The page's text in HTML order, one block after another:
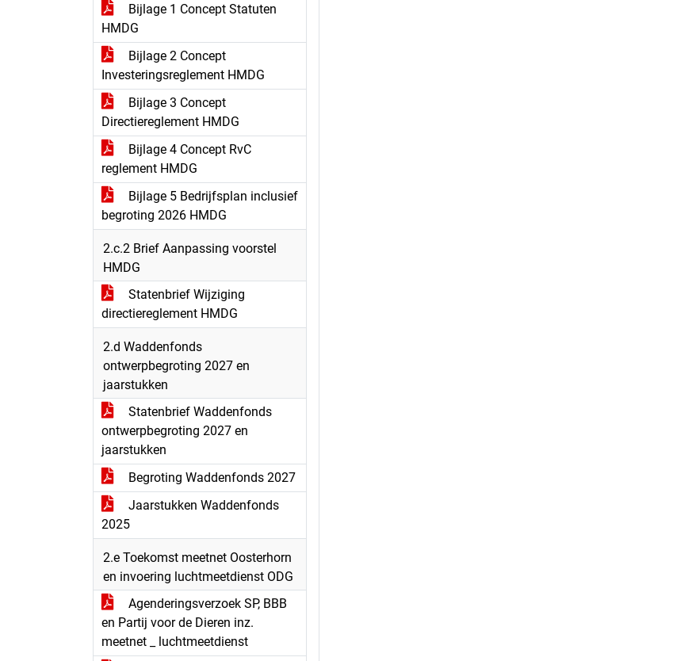
Bijlage 1 Concept Statuten
HMDG
Bijlage 2 Concept
Investeringsreglement HMDG
Bijlage 3 Concept
Directiereglement HMDG
Bijlage 4 Concept RvC
reglement HMDG
Bijlage 5 Bedrijfsplan inclusief
begroting 2026 HMDG
2.c.2 Brief Aanpassing voorstel
HMDG
Statenbrief Wijziging
directiereglement HMDG
2.d Waddenfonds
ontwerpbegroting 2027 en
jaarstukken
Statenbrief Waddenfonds
ontwerpbegroting 2027 en
jaarstukken
Begroting Waddenfonds 2027
Jaarstukken Waddenfonds
2025
2.e Toekomst meetnet Oosterhorn
en invoering luchtmeetdienst ODG
Agenderingsverzoek SP, BBB
en Partij voor de Dieren inz.
meetnet _ luchtmeetdienst